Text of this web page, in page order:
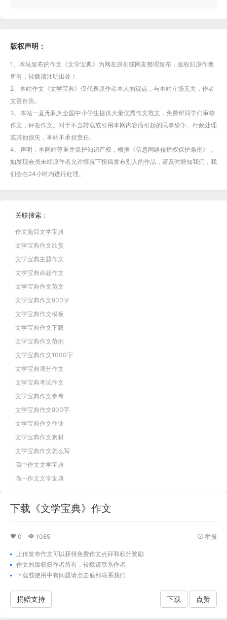
版权声明：
1、本站发布的作文《文学宝典》为网友原创或网友整理发布，版权归原作者
所有，转载请注明出处！
2、本站作文《文学宝典》仅代表原作者本人的观点，与本站立场无关，作者
文责自负。
3、本站一直无私为全国中小学生提供大量优秀作文范文，免费帮同学们审核
作文，评改作文。对于不当转载或引用本网内容而引起的民事纷争、行政处理
或其他损失，本站不承担责任。
4、声明：本网站尊重并保护知识产权，根据《信息网络传播权保护条例》，
如发现会员未经原作者允许情况下投稿发布别人的作品，请及时通知我们，我
们会在24小时内进行处理。
关联搜索：
作文题目文学宝典
文学宝典作文欣赏
文学宝典主题作文
文学宝典命题作文
文学宝典作文范文
文学宝典作文900字
文学宝典作文模板
文学宝典作文下载
文学宝典作文范例
文学宝典作文1000字
文学宝典满分作文
文学宝典考试作文
文学宝典作文参考
文学宝典作文800字
文学宝典作文作业
文学宝典作文素材
文学宝典作文怎么写
高中作文文学宝典
高一作文文学宝典
下载《文学宝典》作文
0 1085 举报
上传发布作文可以获得免费作文点评和积分奖励
作文的版权归作者所有，转载请联系作者
下载或使用中有问题请点击底部联系我们
捐赠支持 下载 点赞